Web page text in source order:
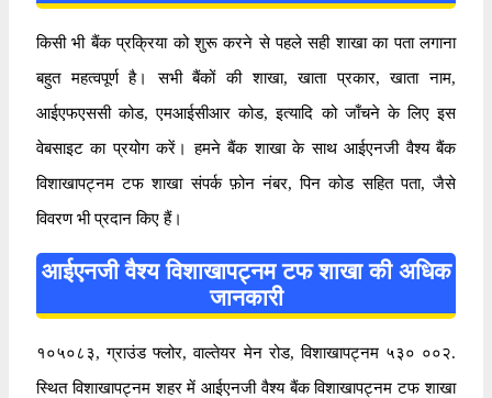
किसी भी बैंक प्रक्रिया को शुरू करने से पहले सही शाखा का पता लगाना
बहुत महत्वपूर्ण है। सभी बैंकों की शाखा, खाता प्रकार, खाता नाम,
आईएफएससी कोड, एमआईसीआर कोड, इत्यादि को जाँचने के लिए इस
वेबसाइट का प्रयोग करें। हमने बैंक शाखा के साथ आईएनजी वैश्य बैंक
विशाखापट्नम टफ शाखा संपर्क फ़ोन नंबर, पिन कोड सहित पता, जैसे
विवरण भी प्रदान किए हैं।
आईएनजी वैश्य विशाखापट्नम टफ शाखा की अधिक
जानकारी
१०५०८३, ग्राउंड फ्लोर, वाल्तेयर मेन रोड, विशाखापट्नम ५३० ००२.
स्थित विशाखापट्नम शहर में आईएनजी वैश्य बैंक विशाखापट्नम टफ शाखा